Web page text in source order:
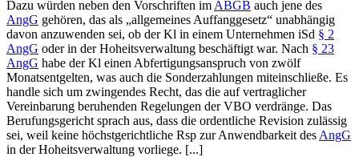
Dazu würden neben den Vorschriften im ABGB auch jene des
AngG gehören, das als „allgemeines Auffanggesetz“ unabhängig
davon anzuwenden sei, ob der Kl in einem Unternehmen iSd § 2
AngG oder in der Hoheitsverwaltung beschäftigt war. Nach § 23
AngG habe der Kl einen Abfertigungsanspruch von zwölf
Monatsentgelten, was auch die Sonderzahlungen miteinschließe. Es
handle sich um zwingendes Recht, das die auf vertraglicher
Vereinbarung beruhenden Regelungen der VBO verdränge. Das
Berufungsgericht sprach aus, dass die ordentliche Revision zulässig
sei, weil keine höchstgerichtliche Rsp zur Anwendbarkeit des AngG
in der Hoheitsverwaltung vorliege. [...]